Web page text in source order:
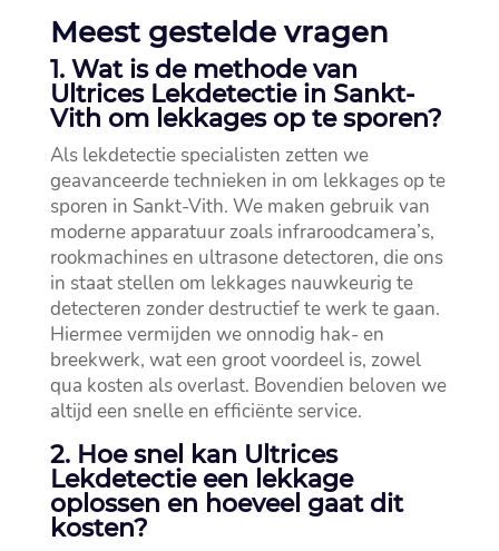
Meest gestelde vragen
1.​ Wat is de methode van
Ultrices Lekdetectie in Sankt-
Vith om lekkages op te sporen?
Als lekdetectie specialisten zetten we
geavanceerde technieken in om lekkages op te
sporen in Sankt-Vith.​ We maken gebruik van
moderne apparatuur zoals infraroodcamera’s,
rookmachines en ultrasone detectoren, die ons
in staat stellen om lekkages nauwkeurig te
detecteren zonder destructief te werk te gaan.​
Hiermee vermijden we onnodig hak- en
breekwerk, wat een groot voordeel is, zowel
qua kosten als overlast.​ Bovendien beloven we
altijd een snelle en efficiënte service.​
2.​ Hoe snel kan Ultrices
Lekdetectie een lekkage
oplossen en hoeveel gaat dit
kosten?